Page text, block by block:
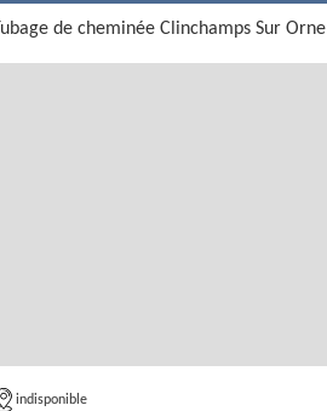
Tubage de cheminée Clinchamps Sur Orne
indisponible